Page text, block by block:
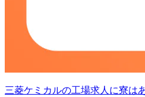
三菱ケミカルの工場求人に寮は